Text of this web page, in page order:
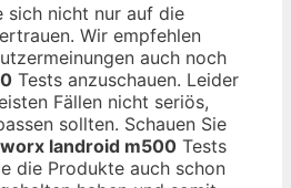
sich nicht nur auf die
Wir empfehlen
auch noch
Tests anzuschauen. Leider
Fällen nicht seriös,
sollten. Schauen Sie
worx landroid m500 Tests
die Produkte auch schon